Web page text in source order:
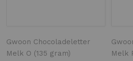
Gwoon Chocoladeletter
Melk O (135 gram)
Melk